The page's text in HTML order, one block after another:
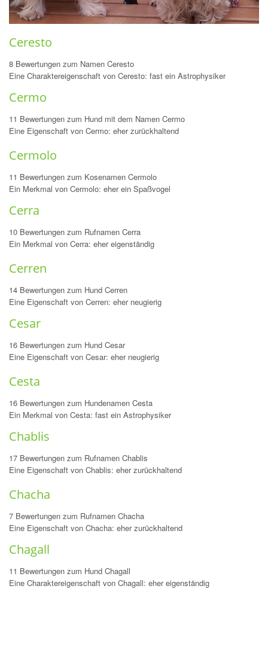
Ceresto
8 Bewertungen zum Namen Ceresto
Eine Charaktereigenschaft von Ceresto: fast ein Astrophysiker
Cermo
11 Bewertungen zum Hund mit dem Namen Cermo
Eine Eigenschaft von Cermo: eher zurückhaltend
Cermolo
11 Bewertungen zum Kosenamen Cermolo
Ein Merkmal von Cermolo: eher ein Spaßvogel
Cerra
10 Bewertungen zum Rufnamen Cerra
Ein Merkmal von Cerra: eher eigenständig
Cerren
14 Bewertungen zum Hund Cerren
Eine Eigenschaft von Cerren: eher neugierig
Cesar
16 Bewertungen zum Hund Cesar
Eine Eigenschaft von Cesar: eher neugierig
Cesta
16 Bewertungen zum Hundenamen Cesta
Ein Merkmal von Cesta: fast ein Astrophysiker
Chablis
17 Bewertungen zum Rufnamen Chablis
Eine Eigenschaft von Chablis: eher zurückhaltend
Chacha
7 Bewertungen zum Rufnamen Chacha
Eine Eigenschaft von Chacha: eher zurückhaltend
Chagall
11 Bewertungen zum Hund Chagall
Eine Charaktereigenschaft von Chagall: eher eigenständig